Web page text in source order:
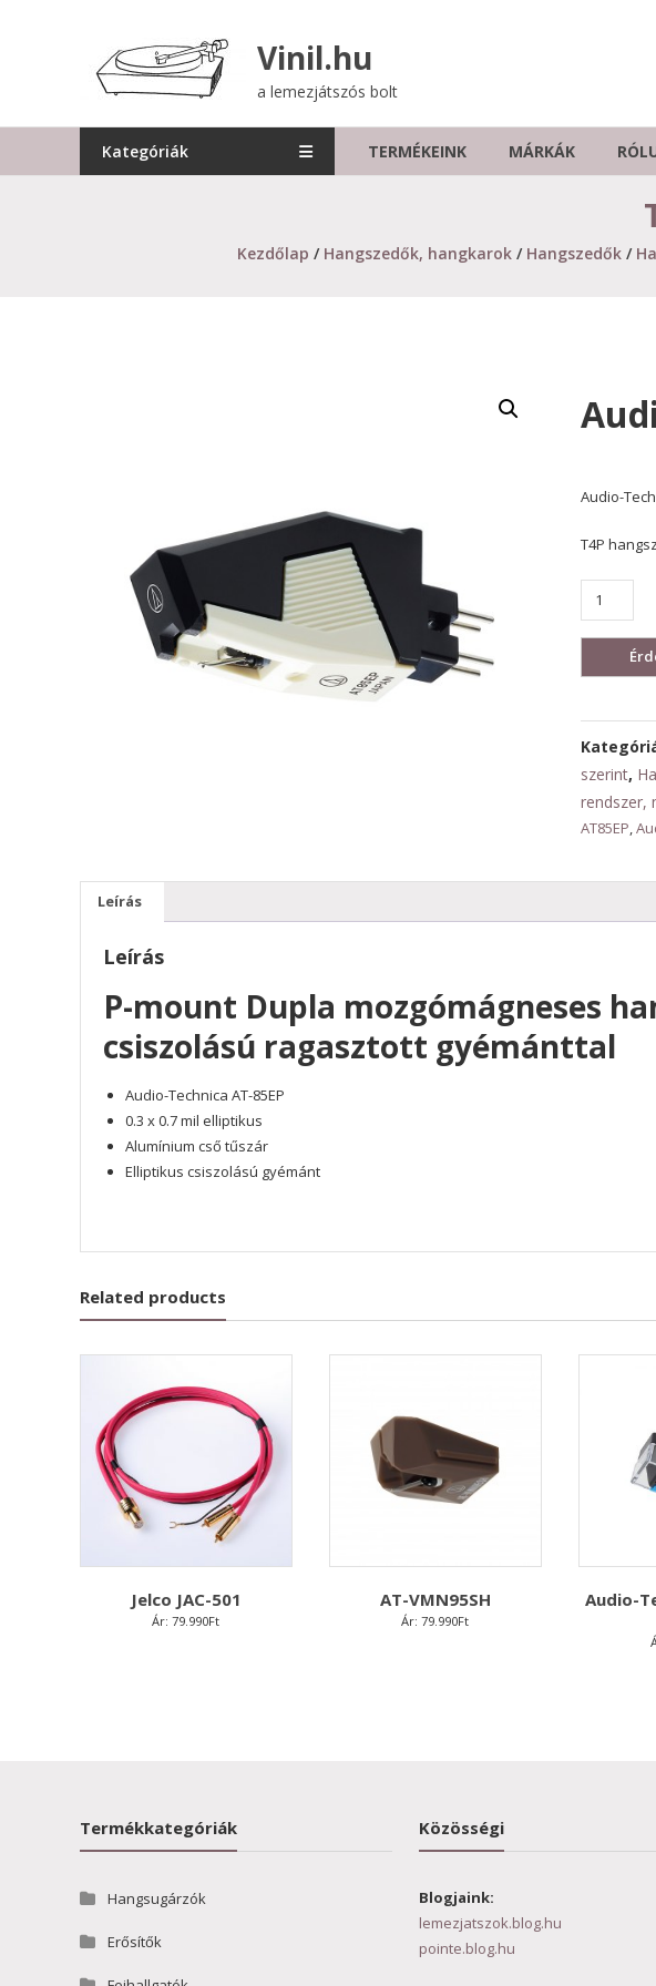
Vinil.hu
a lemezjátszós bolt
Kategóriák TERMÉKEINK MÁRKÁK
Kezdőlap / Hangszedők, hangkarok / Hangszedők /
Audio-
T4P
Audio-
Technica
AT-
szerint,
rendszer,
AT85EP,
Leírás
Leírás
P-mount Dupla mozgómágneses
csiszolású ragasztott gyémánttal
Audio-Technica AT-85EP
0.3 x 0.7 mil elliptikus
Alumínium cső tűszár
Elliptikus csiszolású gyémánt
Related products
Jelco JAC-501
Ár: 79.990Ft
AT-VMN95SH
Ár: 79.990Ft
Audio-
Termékkategóriák
Hangsugárzók
Erősítők
Közösségi
Blogjaink:
lemezjatszok.blog.hu
pointe.blog.hu